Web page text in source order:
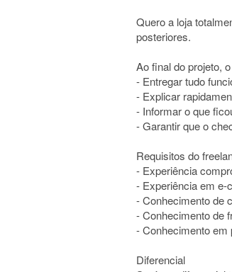
Quero a loja
posteriores.
Ao final do projeto,
- Entregar tudo
- Explicar
- Informar o que
- Garantir que o
Requisitos do
- Experiência
- Experiência em e-
- Conhecimento de
- Conhecimento de
- Conhecimento em
Diferencial